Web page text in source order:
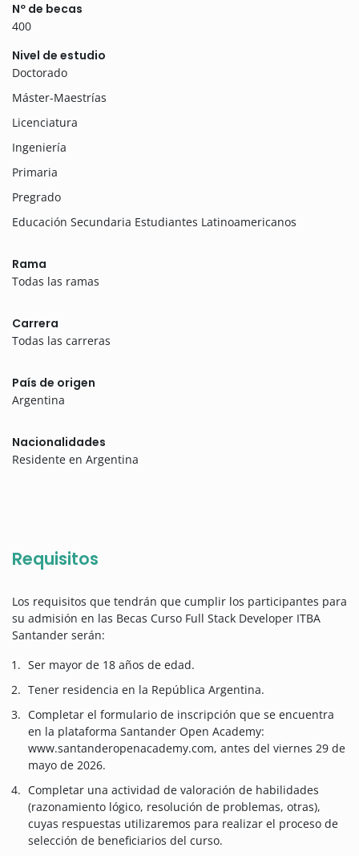
Nº de becas
400
Nivel de estudio
Doctorado
Máster-Maestrías
Licenciatura
Ingeniería
Primaria
Pregrado
Educación Secundaria Estudiantes Latinoamericanos
Rama
Todas las ramas
Carrera
Todas las carreras
País de origen
Argentina
Nacionalidades
Residente en Argentina
Requisitos
Los requisitos que tendrán que cumplir los participantes para
su admisión en las Becas Curso Full Stack Developer ITBA
Santander serán:
Ser mayor de 18 años de edad.
Tener residencia en la República Argentina.
Completar el formulario de inscripción que se encuentra
en la plataforma Santander Open Academy:
www.santanderopenacademy.com, antes del viernes 29 de
mayo de 2026.
Completar una actividad de valoración de habilidades
(razonamiento lógico, resolución de problemas, otras),
cuyas respuestas utilizaremos para realizar el proceso de
selección de beneficiarios del curso.